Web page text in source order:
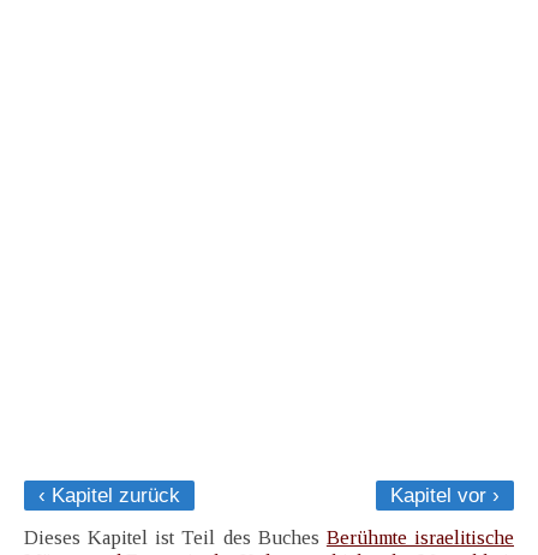
‹ Kapitel zurück
Kapitel vor ›
Dieses Kapitel ist Teil des Buches Berühmte israelitische